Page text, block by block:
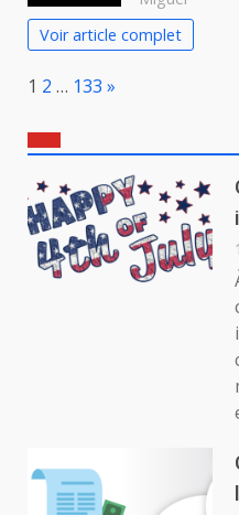
Voir article complet
Page:
1 2 … 133 Next
»